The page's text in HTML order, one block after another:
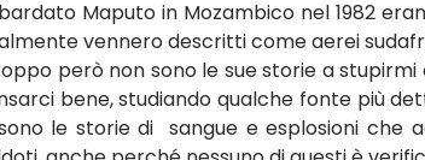
Maputo in Mozambico nel 1982
vennero descritti come aerei
però non sono le sue storie a
bene, studiando qualche fonte più
le storie di  sangue e esplosioni che